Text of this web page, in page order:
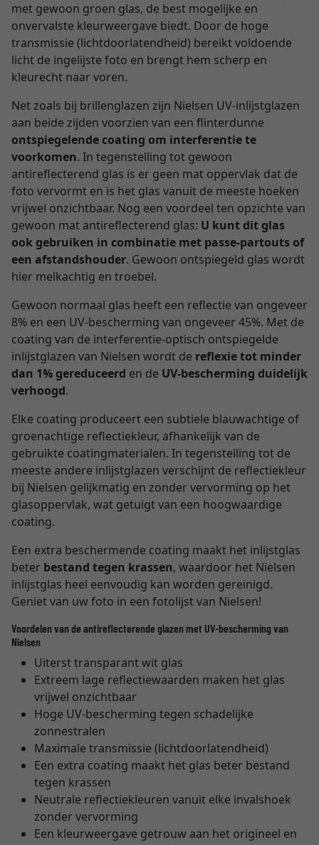
met gewoon groen glas, de best mogelijke en
onvervalste kleurweergave biedt. Door de hoge
transmissie (lichtdoorlatendheid) bereikt voldoende
licht de ingelijste foto en brengt hem scherp en
kleurecht naar voren.
Net zoals bij brillenglazen zijn Nielsen UV-inlijstglazen
aan beide zijden voorzien van een flinterdunne
ontspiegelende coating om interferentie te
voorkomen. In tegenstelling tot gewoon
antireflecterend glas is er geen mat oppervlak dat de
foto vervormt en is het glas vanuit de meeste hoeken
vrijwel onzichtbaar. Nog een voordeel ten opzichte van
gewoon mat antireflecterend glas: U kunt dit glas
ook gebruiken in combinatie met passe-partouts of
een afstandshouder. Gewoon ontspiegeld glas wordt
hier melkachtig en troebel.
Gewoon normaal glas heeft een reflectie van ongeveer
8% en een UV-bescherming van ongeveer 45%. Met de
coating van de interferentie-optisch ontspiegelde
inlijstglazen van Nielsen wordt de reflexie tot minder
dan 1% gereduceerd en de UV-bescherming duidelijk
verhoogd.
Elke coating produceert een subtiele blauwachtige of
groenachtige reflectiekleur, afhankelijk van de
gebruikte coatingmaterialen. In tegenstelling tot de
meeste andere inlijstglazen verschijnt de reflectiekleur
bij Nielsen gelijkmatig en zonder vervorming op het
glasoppervlak, wat getuigt van een hoogwaardige
coating.
Een extra beschermende coating maakt het inlijstglas
beter bestand tegen krassen, waardoor het Nielsen
inlijstglas heel eenvoudig kan worden gereinigd.
Geniet van uw foto in een fotolijst van Nielsen!
Voordelen van de antireflecterende glazen met UV-bescherming van
Nielsen
Uiterst transparant wit glas
Extreem lage reflectiewaarden maken het glas
vrijwel onzichtbaar
Hoge UV-bescherming tegen schadelijke
zonnestralen
Maximale transmissie (lichtdoorlatendheid)
Een extra coating maakt het glas beter bestand
tegen krassen
Neutrale reflectiekleuren vanuit elke invalshoek
zonder vervorming
Een kleurweergave getrouw aan het origineel en